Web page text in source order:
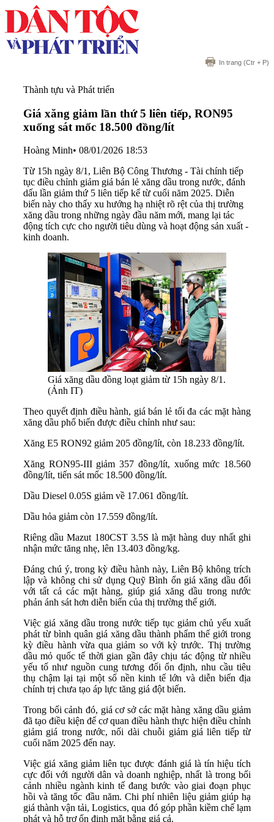
In trang (Ctr + P)
Thành tựu và Phát triển
Giá xăng giảm lần thứ 5 liên tiếp, RON95
xuống sát mốc 18.500 đồng/lít
Hoàng Minh• 08/01/2026 18:53
Từ 15h ngày 8/1, Liên Bộ Công Thương - Tài chính tiếp
tục điều chỉnh giảm giá bán lẻ xăng dầu trong nước, đánh
dấu lần giảm thứ 5 liên tiếp kể từ cuối năm 2025. Diễn
biến này cho thấy xu hướng hạ nhiệt rõ rệt của thị trường
xăng dầu trong những ngày đầu năm mới, mang lại tác
động tích cực cho người tiêu dùng và hoạt động sản xuất -
kinh doanh.
Giá xăng dầu đồng loạt giảm từ 15h ngày 8/1.
(Ảnh IT)
Theo quyết định điều hành, giá bán lẻ tối đa các mặt hàng
xăng dầu phổ biến được điều chỉnh như sau:
Xăng E5 RON92 giảm 205 đồng/lít, còn 18.233 đồng/lít.
Xăng RON95-III giảm 357 đồng/lít, xuống mức 18.560
đồng/lít, tiến sát mốc 18.500 đồng/lít.
Dầu Diesel 0.05S giảm về 17.061 đồng/lít.
Dầu hỏa giảm còn 17.559 đồng/lít.
Riêng dầu Mazut 180CST 3.5S là mặt hàng duy nhất ghi
nhận mức tăng nhẹ, lên 13.403 đồng/kg.
Đáng chú ý, trong kỳ điều hành này, Liên Bộ không trích
lập và không chi sử dụng Quỹ Bình ổn giá xăng dầu đối
với tất cả các mặt hàng, giúp giá xăng dầu trong nước
phản ánh sát hơn diễn biến của thị trường thế giới.
Việc giá xăng dầu trong nước tiếp tục giảm chủ yếu xuất
phát từ bình quân giá xăng dầu thành phẩm thế giới trong
kỳ điều hành vừa qua giảm so với kỳ trước. Thị trường
dầu mỏ quốc tế thời gian gần đây chịu tác động từ nhiều
yếu tố như nguồn cung tương đối ổn định, nhu cầu tiêu
thụ chậm lại tại một số nền kinh tế lớn và diễn biến địa
chính trị chưa tạo áp lực tăng giá đột biến.
Trong bối cảnh đó, giá cơ sở các mặt hàng xăng dầu giảm
đã tạo điều kiện để cơ quan điều hành thực hiện điều chỉnh
giảm giá trong nước, nối dài chuỗi giảm giá liên tiếp từ
cuối năm 2025 đến nay.
Việc giá xăng giảm liên tục được đánh giá là tín hiệu tích
cực đối với người dân và doanh nghiệp, nhất là trong bối
cảnh nhiều ngành kinh tế đang bước vào giai đoạn phục
hồi và tăng tốc đầu năm. Chi phí nhiên liệu giảm giúp hạ
giá thành vận tải, Logistics, qua đó góp phần kiềm chế lạm
phát và hỗ trợ ổn định mặt bằng giá cả.